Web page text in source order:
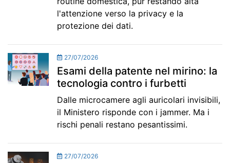
l'attenzione verso la privacy e la
protezione dei dati.
27/07/2026
Esami della patente nel mirino: la
tecnologia contro i furbetti
Dalle microcamere agli auricolari invisibili,
il Ministero risponde con i jammer. Ma i
rischi penali restano pesantissimi.
27/07/2026